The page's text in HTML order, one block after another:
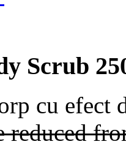
Scrub
cu efect
reduced